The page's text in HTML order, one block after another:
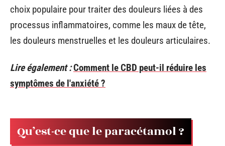
choix populaire pour traiter des douleurs liées à des
processus inflammatoires, comme les maux de tête,
les douleurs menstruelles et les douleurs articulaires.
Lire également :Comment le CBD peut-il réduire les
symptômes de l'anxiété ?
Qu’est-ce que le paracétamol ?